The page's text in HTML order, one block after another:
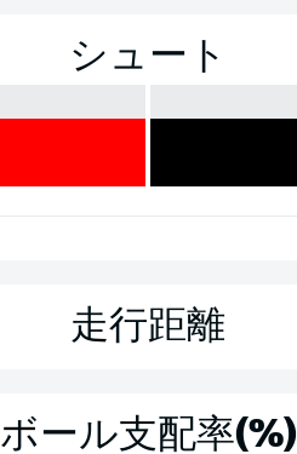
シュート
走行距離
ボール支配率(%)